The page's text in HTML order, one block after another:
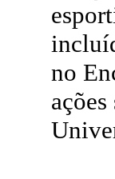
no